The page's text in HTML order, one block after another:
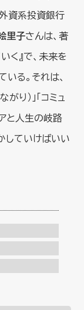
資系投資銀行
里子さんは、著
く』で、未来を
る。それは、
がり）」「コミュ
アと人生の岐路
していけばいい